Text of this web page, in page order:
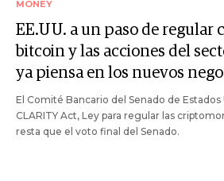
MONEY
EE.UU. a un paso de regular
bitcoin y las acciones del
ya piensa en los nuevos
El Comité Bancario del Senado de Estados
CLARITY Act, Ley para regular las
resta que el voto final del Senado.